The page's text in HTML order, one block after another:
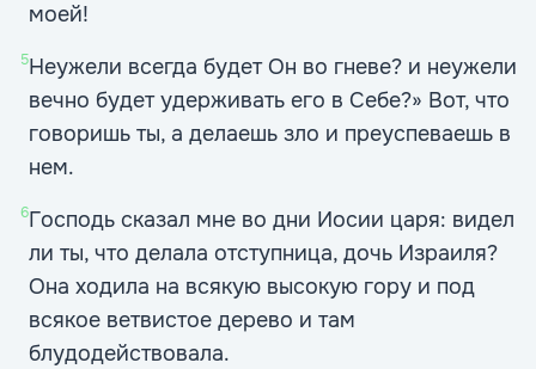
моей!
5Неужели всегда будет Он во гневе? и неужели
вечно будет удерживать его в Себе?» Вот, что
говоришь ты, а делаешь зло и преуспеваешь в
нем.
6Господь сказал мне во дни Иосии царя: видел
ли ты, что делала отступница, дочь Израиля?
Она ходила на всякую высокую гору и под
всякое ветвистое дерево и там
блудодействовала.